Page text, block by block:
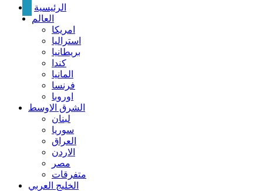
الرئيسية
العالم
امريكا
استراليا
بريطانيا
كندا
المانيا
فرنسا
اوروبا
الشرق الاوسط
لبنان
سوريا
العراق
الاردن
مصر
متفرقات
الخليج العربي